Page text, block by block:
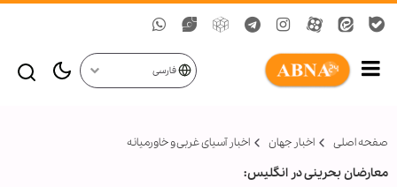
فارسی
صفحه اصلی اخبار جهان اخبار آسیای غربی و خاورمیانه
معارضان بحرینی در انگلیس: